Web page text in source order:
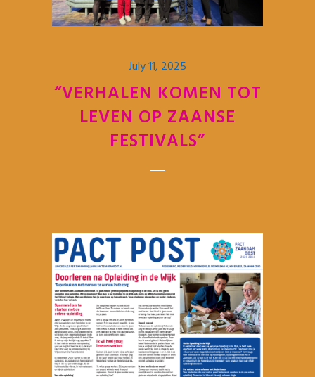
July 11, 2025
“VERHALEN KOMEN TOT
LEVEN OP ZAANSE
FESTIVALS”